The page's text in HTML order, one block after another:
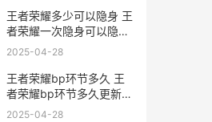
王者荣耀多少可以隐身 王
者荣耀一次隐身可以隐身
多久
2025-04-28
王者荣耀bp环节多久 王
者荣耀bp环节多久更新一
次
2025-04-28